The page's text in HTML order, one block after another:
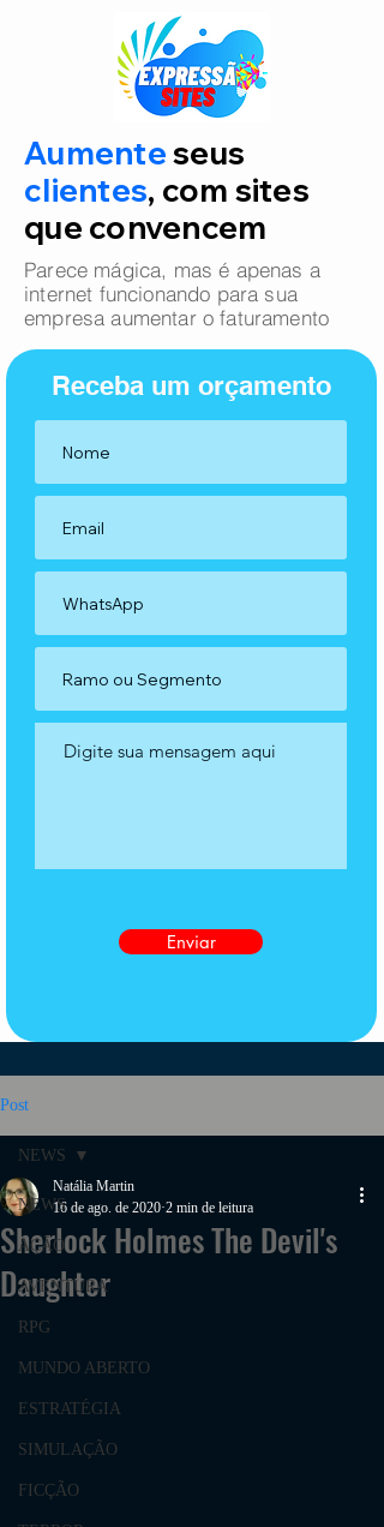
Aumenteseus
clientes, com sites
que convencem
Parece mágica, mas é apenas a
internet funcionando para sua
empresa aumentar o faturamento
Receba um orçamento
Enviar
Post
NEWS
AÇÃO
AVENTURA
RPG
MUNDO ABERTO
ESTRATÉGIA
SIMULAÇÃO
FICÇÃO
NEWS
Sherlock Holmes The Devil's
Daughter
Natália Martin
16 de ago. de 2020 2 min de leitura